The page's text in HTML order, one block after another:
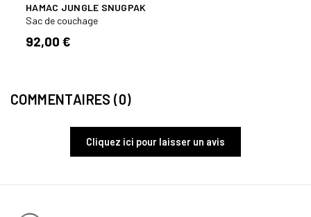
HAMAC JUNGLE SNUGPAK
Sac de couchage
92,00 €
COMMENTAIRES (0)
Cliquez ici pour laisser un avis